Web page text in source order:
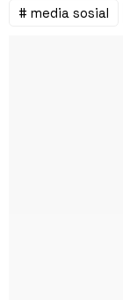
# media sosial